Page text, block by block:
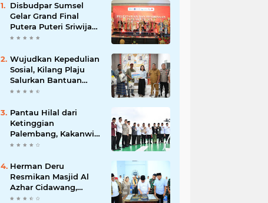
Disbudpar Sumsel
Gelar Grand Final
Putera Puteri Sriwijaya
2026, Sekda: Harus
Go Internasional
Wujudkan Kepedulian
Sosial, Kilang Plaju
Salurkan Bantuan
Bagi Korban
Pantau Hilal dari
Ketinggian
Palembang, Kakanwil
Kemenag Sumsel
Kerukunan
Herman Deru
Resmikan Masjid Al
Azhar Cidawang,
Perkuat Syiar Islam di